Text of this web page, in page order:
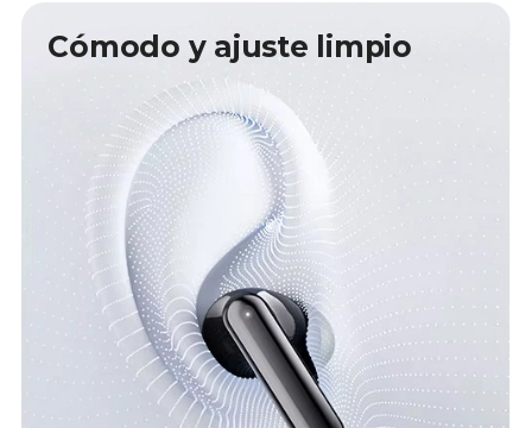
Cómodo y ajuste limpio